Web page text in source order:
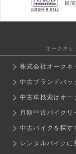
民
オークネッ
株式会社オークネ
中古ブランドバッ
中古車検索はオー
月額中古バイク
中古バイクを探す
レンタルバイク